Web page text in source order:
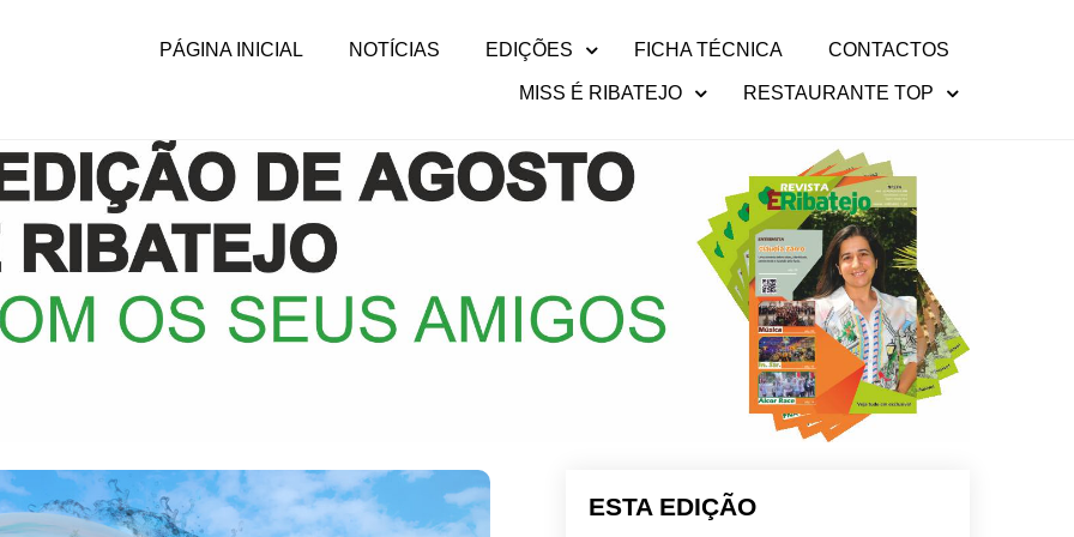
PÁGINA INICIAL NOTÍCIAS EDIÇÕES FICHA TÉCNICA CONTACTOS
MISS É RIBATEJO RESTAURANTE TOP
ESTA EDIÇÃO